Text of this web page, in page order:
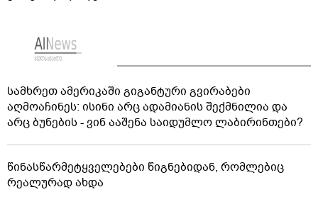
სამხრეთ ამერიკაში გიგანტური გვირაბები
აღმოაჩინეს: ისინი არც ადამიანის შექმნილია და
არც ბუნების - ვინ ააშენა საიდუმლო ლაბირინთები?
წინასწარმეტყველებები წიგნებიდან, რომლებიც
რეალურად ახდა